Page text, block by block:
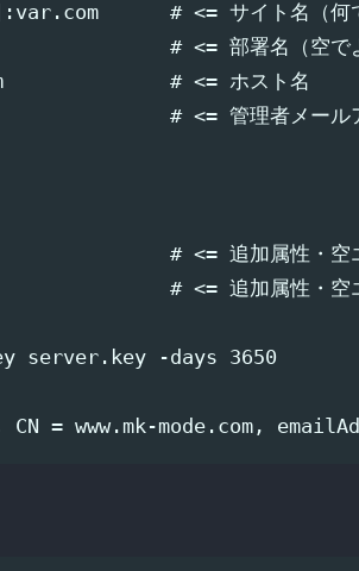
# <= サイト名（何で
# <= 部署名（空でよ
# <= ホスト名
# <= 管理者メールア
# <= 追加属性・空エン
# <= 追加属性・空エン
-days 3650